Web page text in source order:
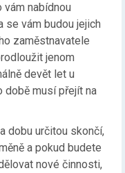
nabídnou
se vám budou jejich
zaměstnavatele
jenom
devět let u
době musí přejít na
dobu určitou skončí,
a pokud budete
nové činnosti,